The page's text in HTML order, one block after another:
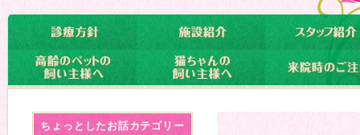
ちょっとしたお話カテゴリー